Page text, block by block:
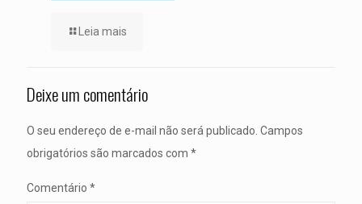
Leia mais
Deixe um comentário
O seu endereço de e-mail não será publicado. Campos
obrigatórios são marcados com *
Comentário *